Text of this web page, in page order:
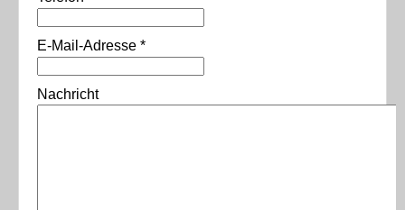
E-Mail-Adresse *
Nachricht